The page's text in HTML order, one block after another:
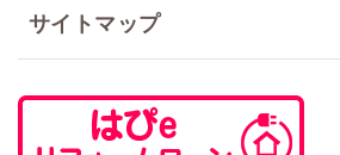
サイトマップ